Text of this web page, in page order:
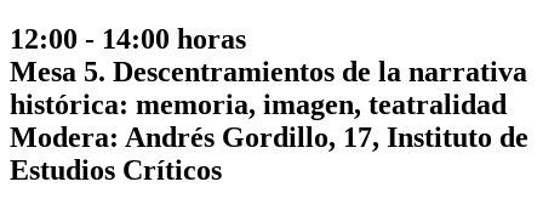
12:00 - 14:00 horas
Mesa 5. Descentramientos de la narrativa
histórica: memoria, imagen, teatralidad
Modera: Andrés Gordillo, 17, Instituto de
Estudios Críticos